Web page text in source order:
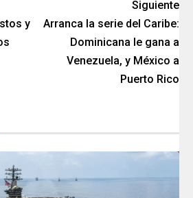
y
Siguiente
Arranca la serie del Caribe:
Dominicana le gana a
Venezuela, y México a
Puerto Rico